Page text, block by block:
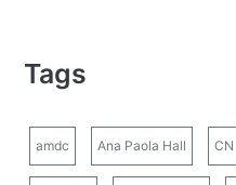
Tags
amdc Ana Paola Hall CN